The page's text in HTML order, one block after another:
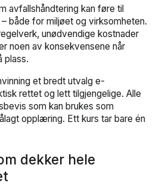
avfallshåndtering kan føre til
både for miljøet og virksomheten.
unødvendige kostnader
noen av konsekvensene når
plass.
et bredt utvalg e-
rettet og lett tilgjengelige. Alle
som kan brukes som
opplæring. Ett kurs tar bare én
dekker hele